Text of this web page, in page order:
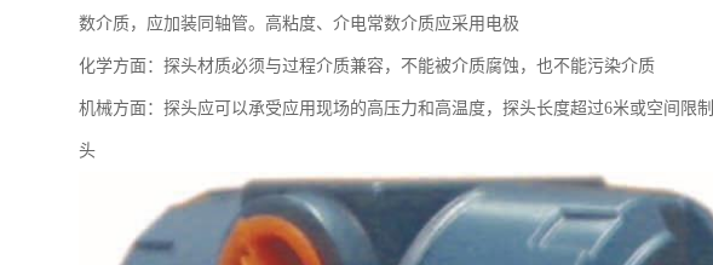
数介质，应加装同轴管。高粘度、介电常数介质应采用电极
化学方面：探头材质必须与过程介质兼容，不能被介质腐蚀，也不能污染介质
机械方面：探头应可以承受应用现场的高压力和高温度，探头长度超过6米或空间限
头